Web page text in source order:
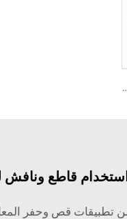
قاطع ونافش
تطبيقات قص وحفر